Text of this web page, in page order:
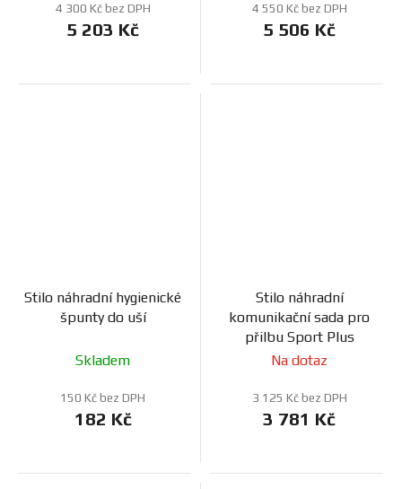
4 300 Kč bez DPH
5 203 Kč
4 550 Kč bez DPH
5 506 Kč
Stilo náhradní hygienické
špunty do uší
Skladem
150 Kč bez DPH
182 Kč
Stilo náhradní
komunikační sada pro
přilbu Sport Plus
Na dotaz
3 125 Kč bez DPH
3 781 Kč